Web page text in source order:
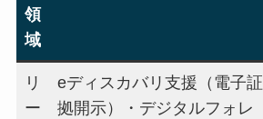
領
域
リ
ー
eディスカバリ支援（電子証
拠開示）・デジタルフォレ